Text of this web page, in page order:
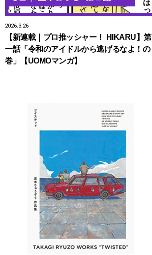
2026.3.26
【新連載｜プロ推ッシャー！ HIKARU】第
一話「令和のアイドルから逃げるなよ！の
巻」【UOMOマンガ】